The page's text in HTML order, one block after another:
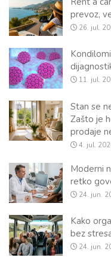
prevoz,
26. jul.
11. jul.
Stan se
Zašto je
prodaje
4. jul.
Moderni
retko
24. jun.
Kako
bez
24. jun.